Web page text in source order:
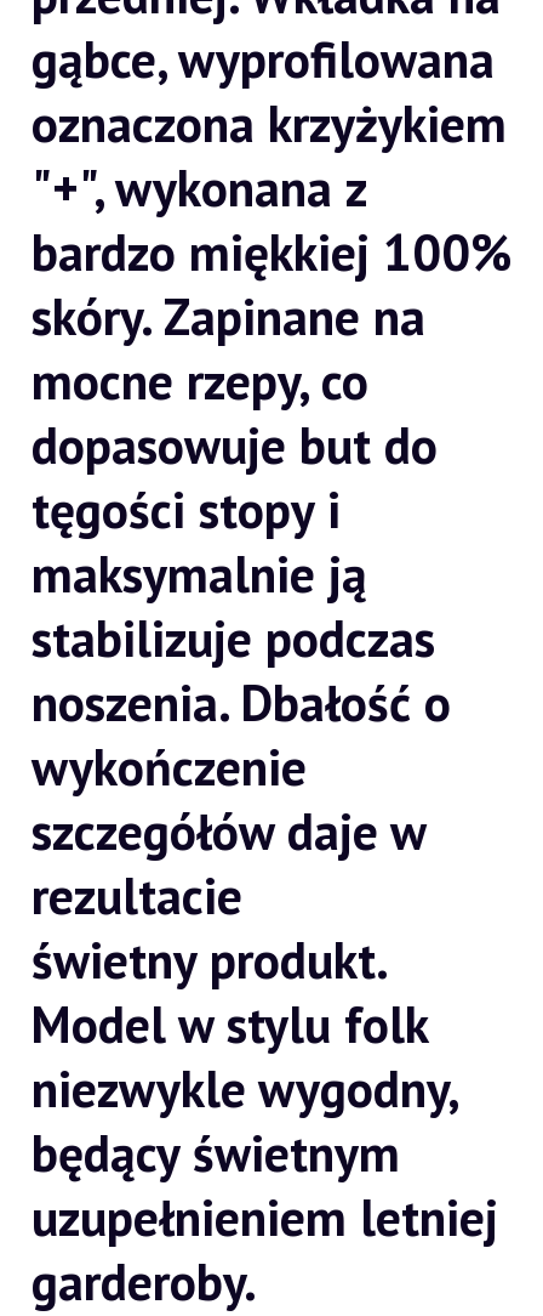
gąbce, wyprofilowana
oznaczona krzyżykiem
"+", wykonana z
bardzo miękkiej 100%
skóry. Zapinane na
mocne rzepy, co
dopasowuje but do
tęgości stopy i
maksymalnie ją
stabilizuje podczas
noszenia. Dbałość o
wykończenie
szczegółów daje w
rezultacie
świetny produkt.
Model w stylu folk
niezwykle wygodny,
będący świetnym
uzupełnieniem letniej
garderoby.